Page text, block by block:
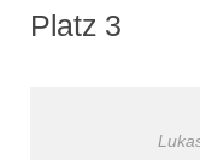
Platz 3